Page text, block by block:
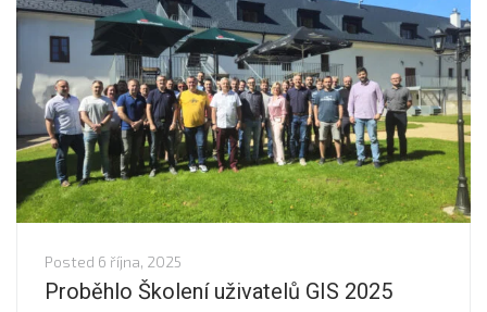
Posted 6 října, 2025
Proběhlo Školení uživatelů GIS 2025